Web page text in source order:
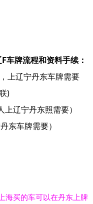
牌流程和资料手续：
上辽宁丹东车牌需要
)
辽宁丹东照需要）
东车牌需要）
海买的车可以在丹东上牌